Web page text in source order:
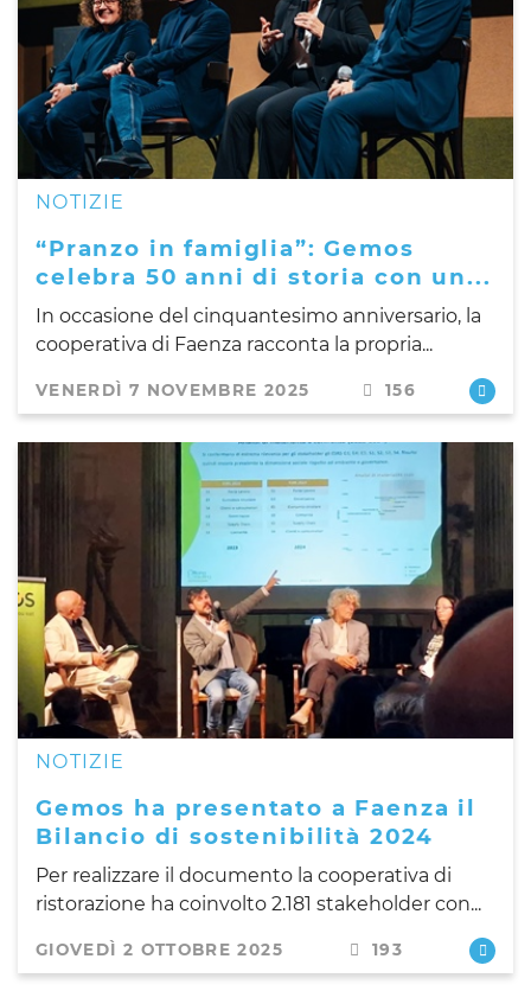
NOTIZIE
“Pranzo in famiglia”: Gemos
celebra 50 anni di storia con un...
In occasione del cinquantesimo anniversario, la
cooperativa di Faenza racconta la propria...
VENERDÌ 7 NOVEMBRE 2025 156
NOTIZIE
Gemos ha presentato a Faenza il
Bilancio di sostenibilità 2024
Per realizzare il documento la cooperativa di
ristorazione ha coinvolto 2.181 stakeholder con...
GIOVEDÌ 2 OTTOBRE 2025 193